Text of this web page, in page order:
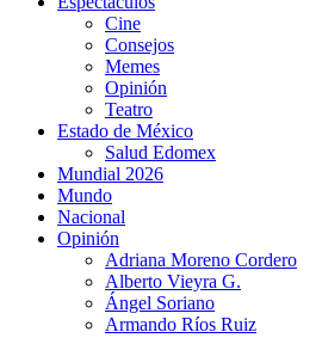
Cine
Consejos
Memes
Opinión
Teatro
Estado de México
Salud Edomex
Mundial 2026
Mundo
Nacional
Opinión
Adriana Moreno Cordero
Alberto Vieyra G.
Ángel Soriano
Armando Ríos Ruiz